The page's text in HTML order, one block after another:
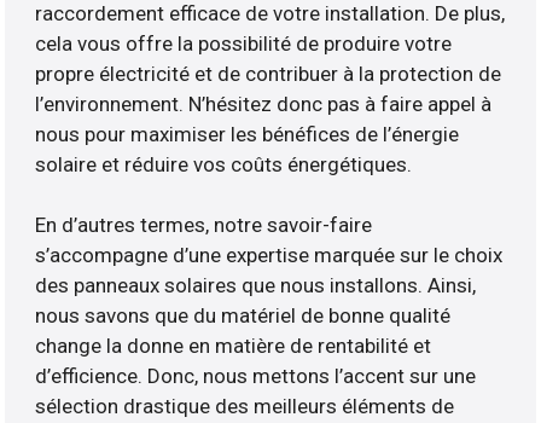
raccordement efficace de votre installation. De plus,
cela vous offre la possibilité de produire votre
propre électricité et de contribuer à la protection de
l’environnement. N’hésitez donc pas à faire appel à
nous pour maximiser les bénéfices de l’énergie
solaire et réduire vos coûts énergétiques.
En d’autres termes, notre savoir-faire
s’accompagne d’une expertise marquée sur le choix
des panneaux solaires que nous installons. Ainsi,
nous savons que du matériel de bonne qualité
change la donne en matière de rentabilité et
d’efficience. Donc, nous mettons l’accent sur une
sélection drastique des meilleurs éléments de